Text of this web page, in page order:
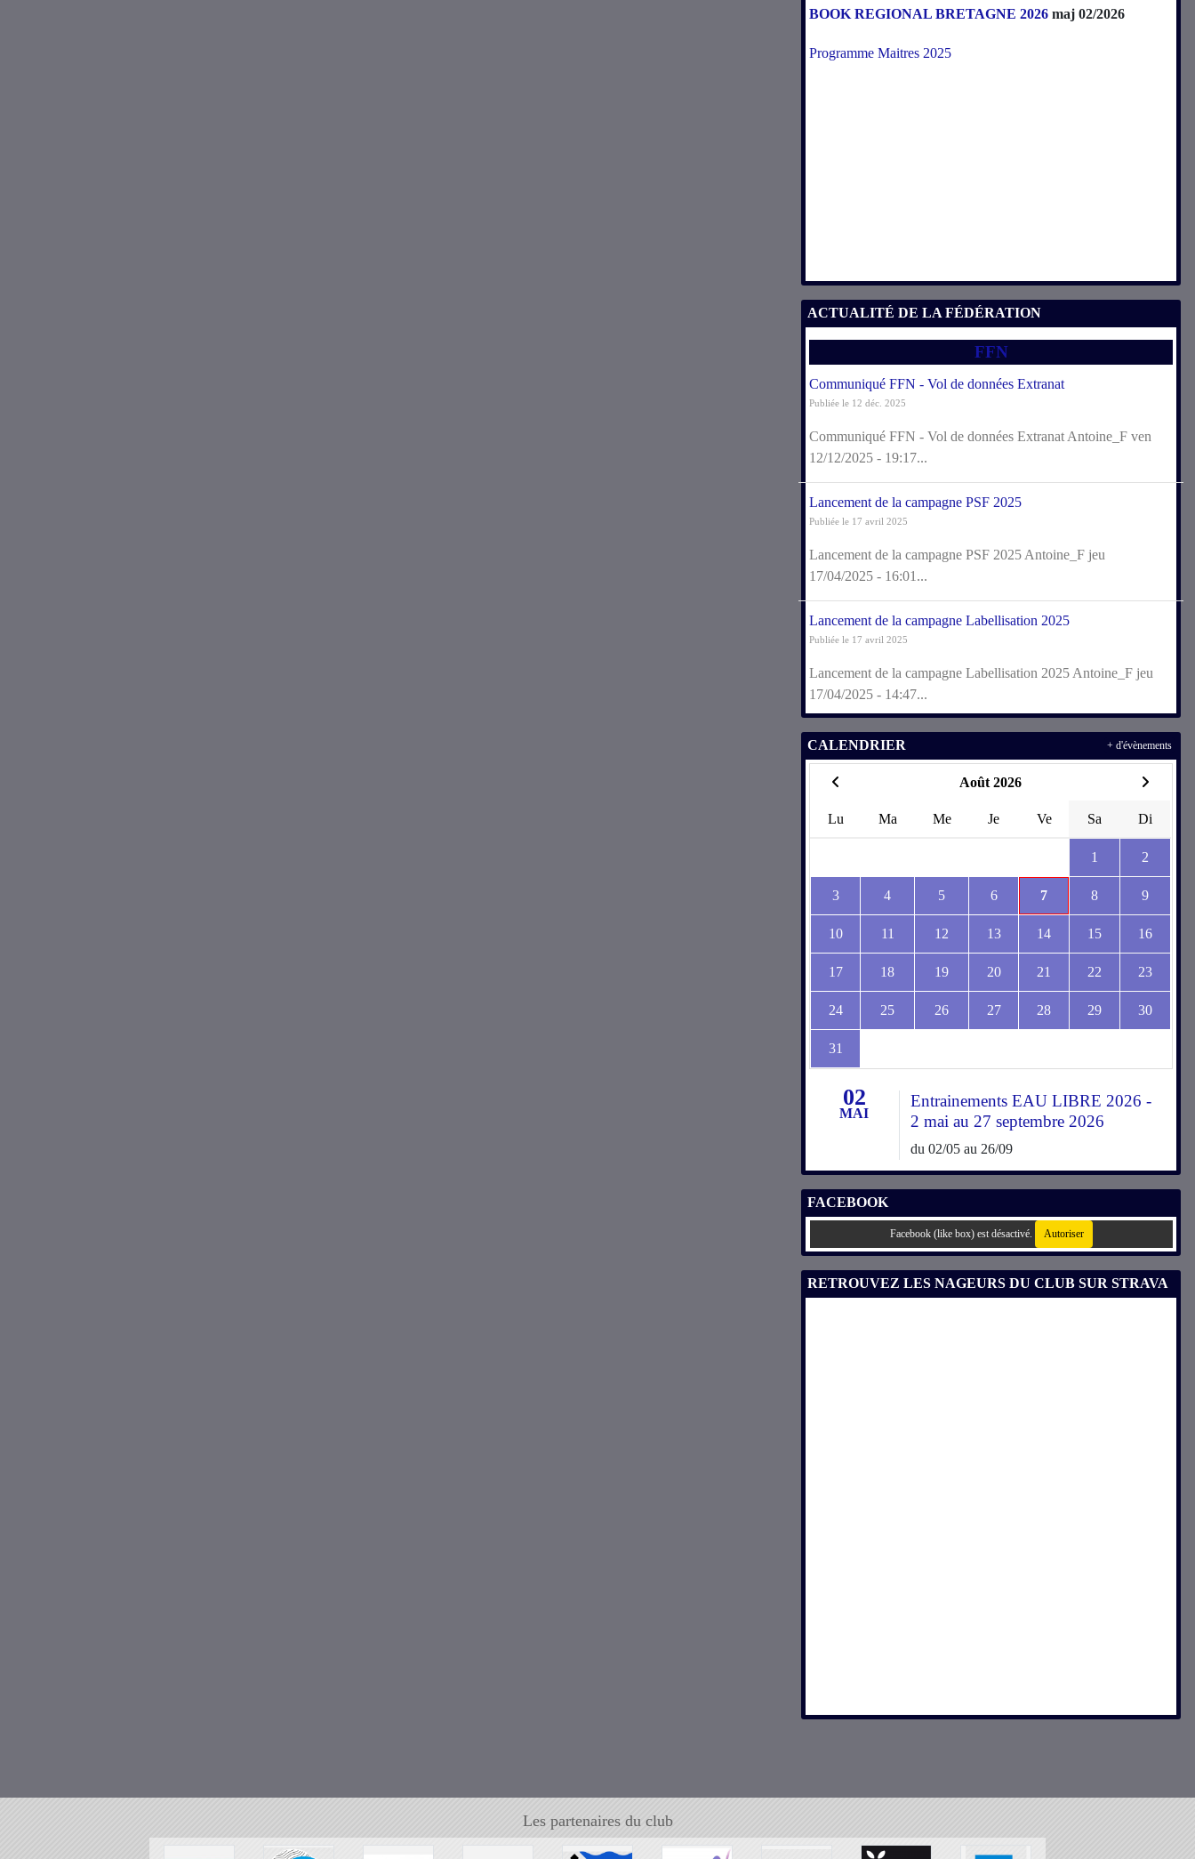
BOOK REGIONAL BRETAGNE 2026 maj 02/2026
Programme Maitres 2025
ACTUALITÉ DE LA FÉDÉRATION
FFN
Communiqué FFN - Vol de données Extranat
Publiée le 12 déc. 2025
Communiqué FFN - Vol de données Extranat Antoine_F ven
12/12/2025 - 19:17...
Lancement de la campagne PSF 2025
Publiée le 17 avril 2025
Lancement de la campagne PSF 2025 Antoine_F jeu
17/04/2025 - 16:01...
Lancement de la campagne Labellisation 2025
Publiée le 17 avril 2025
Lancement de la campagne Labellisation 2025 Antoine_F jeu
17/04/2025 - 14:47...
CALENDRIER
Août 2026
Lu Ma Me Je Ve Sa Di
1 2
3 4 5 6 7 8 9
10 11 12 13 14 15 16
17 18 19 20 21 22 23
24 25 26 27 28 29 30
31
02
MAI
Entrainements EAU LIBRE 2026 -
2 mai au 27 septembre 2026
du 02/05 au 26/09
+ d'évènements
FACEBOOK
Facebook (like box) est désactivé. Autoriser
RETROUVEZ LES NAGEURS DU CLUB SUR STRAVA
Les partenaires du club